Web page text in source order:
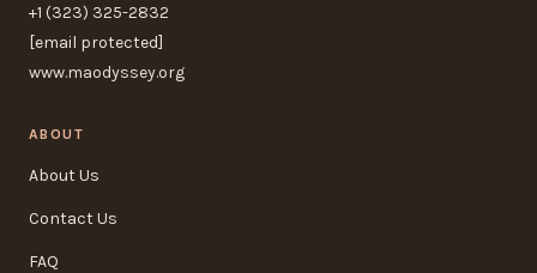
+1 (323) 325-2832
[email protected]
www.maodyssey.org
ABOUT
About Us
Contact Us
FAQ